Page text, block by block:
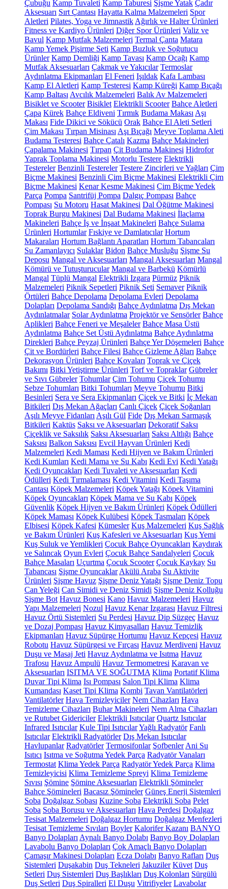
Çubuğu Kamp Tuvaleti Kamp Taburesi Şişme Yatak Çadır
Aksesuarı Sırt Çantası Hayatta Kalma Malzemeleri Spor
Aletleri Pilates, Yoga ve Jimnastik Ağırlık ve Halter Ürünleri
Fitness ve Kardiyo Ürünleri Diğer Spor Ürünleri Valiz ve
Bavul Kamp Mutfak Malzemeleri Termal Çanta Matara
Kamp Yemek Pişirme Seti Kamp Buzluk ve Soğutucu
Ürünler Kamp Demliği Kamp Tavası Kamp Ocağı Kamp
Mutfak Aksesuarları Çakmak ve Yakıcılar Termoslar
Aydınlatma Ekipmanları El Feneri Işıldak Kafa Lambası
Kamp El Aletleri Kamp Testeresi Kamp Küreği Kamp Bıçağı
Kamp Baltası Avcılık Malzemeleri Balık Av Malzemeleri
Bisiklet ve Scooter Bisiklet Elektrikli Scooter Bahçe Aletleri
Çapa Kürek Bahçe Eldiveni Tırmık Budama Makası Aşı
Makası Fide Dikici ve Sökücü Orak Bahçe El Aleti Setleri
Çim Makası Tırpan Misinası Aşı Bıçağı Meyve Toplama Aleti
Budama Testeresi Bahçe Çatalı Kazma Bahçe Makineleri
Çapalama Makinesi Tırpan Çit Budama Makinesi Hidrofor
Yaprak Toplama Makinesi Motorlu Testere Elektrikli
Testereler Benzinli Testereler Testere Zincirleri ve Yağları Çim
Biçme Makinesi Benzinli Çim Biçme Makinesi Elektrikli Çim
Biçme Makinesi Kenar Kesme Makinesi Çim Biçme Yedek
Parça Pompa Santrifüj Pompa Dalgıç Pompası Bahçe
Pompası Su Motoru Hasat Makinesi Dal Öğütme Makinesi
Toprak Burgu Makinesi Dal Budama Makinesi İlaçlama
Makineleri Bahçe İş ve İnşaat Makineleri Bahçe Sulama
Ürünleri Hortumlar Fıskiye ve Damlatıcılar Hortum
Makaraları Hortum Bağlantı Aparatları Hortum Tabancaları
Su Zamanlayıcı Sulaklar Bidon Bahçe Musluğu Şişme Su
Deposu Mangal ve Aksesuarları Mangal Aksesuarları Mangal
Kömürü ve Tutuşturucular Mangal ve Barbekü Kömürlü
Mangal Tüplü Mangal Elektrikli Izgara Pürmüz Piknik
Malzemeleri Piknik Sepetleri Piknik Seti Semaver Piknik
Örtüleri Bahçe Depolama Depolama Evleri Depolama
Dolapları Depolama Sandığı Bahçe Aydınlatma Dış Mekan
Aydınlatmalar Solar Aydınlatma Projektör ve Sensörler Bahçe
Aplikleri Bahçe Feneri ve Meşaleler Bahçe Masa Üstü
Aydınlatma Bahçe Set Üstü Aydınlatma Bahçe Aydınlatma
Direkleri Bahçe Peyzaj Ürünleri Bahçe Yer Döşemeleri Bahçe
Çit ve Bordürleri Bahçe Filesi Bahçe Gizleme Ağları Bahçe
Dekorasyon Ürünleri Bahçe Kovaları Toprak ve Çiçek
Bakımı Bitki Yetiştirme Ürünleri Torf ve Topraklar Gübreler
ve Sıvı Gübreler Tohumlar Çim Tohumu Çiçek Tohumu
Sebze Tohumları Bitki Tohumları Meyve Tohumu Bitki
Besinleri Sera ve Sera Ekipmanları Çiçek ve Bitki İç Mekan
Bitkileri Dış Mekan Ağaçları Canlı Çiçek Çiçek Soğanları
Aşılı Meyve Fidanları Aşılı Gül Fide Dış Mekan Sarmaşık
Bitkileri Kaktüs Saksı ve Aksesuarları Dekoratif Saksı
Çiçeklik ve Saksılık Saksı Aksesuarları Saksı Altlığı Bahçe
Saksısı Balkon Saksısı Evcil Hayvan Ürünleri Kedi
Malzemeleri Kedi Maması Kedi Hijyen ve Bakım Ürünleri
Kedi Kumları Kedi Mama ve Su Kabı Kedi Evi Kedi Yatağı
Kedi Oyuncakları Kedi Tuvaleti ve Aksesuarları Kedi
Ödülleri Kedi Tırmalaması Kedi Vitamini Kedi Taşıma
Çantası Köpek Malzemeleri Köpek Yatağı Köpek Vitamini
Köpek Oyuncakları Köpek Mama ve Su Kabı Köpek
Güvenlik Köpek Hijyen ve Bakım Ürünleri Köpek Ödülleri
Köpek Maması Köpek Kulübesi Köpek Tasmaları Köpek
Elbisesi Köpek Kafesi Kümesler Kuş Malzemeleri Kuş Sağlık
ve Bakım Ürünleri Kuş Kafesleri ve Aksesuarları Kuş Yemi
Kuş Suluk ve Yemlikleri Çocuk Bahçe Oyuncakları Kaydırak
ve Salıncak Oyun Evleri Çocuk Bahçe Sandalyeleri Çocuk
Bahçe Masaları Uçurtma Çocuk Scooter Çocuk Kaykay Su
Tabancası Şişme Oyuncaklar Akülü Araba Su Aktivite
Ürünleri Şişme Havuz Şişme Deniz Yatağı Şişme Deniz Topu
Can Yeleği Can Simidi ve Deniz Simidi Şişme Deniz Kolluğu
Şişme Bot Havuz Bonesi Kano Havuz Malzemeleri Havuz
Yapı Malzemeleri Nozul Havuz Kenar Izgarası Havuz Filtresi
Havuz Örtü Sistemleri Su Perdesi Havuz Dip Süzgeç Havuz
ve Dozaj Pompası Havuz Kimyasalları Havuz Temizlik
Ekipmanları Havuz Süpürge Hortumu Havuz Kepçesi Havuz
Robotu Havuz Süpürgesi ve Fırçası Havuz Merdiveni Havuz
Duşu ve Masaj Jeti Havuz Aydınlatma ve Isıtma Havuz
Trafosu Havuz Ampulü Havuz Termometresi Karavan ve
Aksesuarları ISITMA VE SOĞUTMA Klima Portatif Klima
Duvar Tipi Klima Isı Pompası Salon Tipi Klima Klima
Kumandası Kaset Tipi Klima Kombi Tavan Vantilatörleri
Vantilatörler Hava Temizleyiciler Nem Cihazları Hava
Temizleme Cihazları Buhar Makineleri Nem Alma Cihazları
ve Rutubet Gidericiler Elektrikli Isıtıcılar Quartz Isıtıcılar
Infrared Isıtıcılar Kule Tipi IsıtıcılarYağlı Radyatör Fanlı
Isıtıcılar Elektrikli Radyatörler Dış Mekan Isıtıcılar
Havlupanlar Radyatörler Termosifonlar Şofbenler Ani Su
Isıtıcı Isıtma ve Soğutma Yedek Parça Radyatör Vanaları
Termostat Klima Yedek Parça Radyatör Yedek Parça Klima
Temizleyicisi Klima Temizleme Spreyi Klima Temizleme
Sıvısı Şömine Şömine Aksesuarları Elektrikli Şömineler
Bahçe Şömineleri Bacasız Şömineler Güneş Enerji Sistemleri
Soba Doğalgaz Sobası Kuzine Soba Elektrikli Soba Pelet
Soba Soba Borusu ve Aksesuarları Hava Perdesi Doğalgaz
Tesisat Malzemeleri Doğalgaz Hortumu Doğalgaz Menfezleri
Tesisat Temizleme Sıvıları Boyler Kalorifer Kazanı BANYO
Banyo Dolapları Aynalı Banyo Dolabı Banyo Boy Dolapları
Lavabolu Banyo Dolapları Çok Amaçlı Banyo Dolapları
Çamaşır Makinesi Dolapları Ecza Dolabı Banyo Rafları Duş
Sistemleri Duşakabin Duş Tekneleri Jakuziler Küvet Duş
Setleri Duş Sistemleri Duş Başlıkları Duş Kolonları Sürgülü
Duş Setleri Duş Spiralleri El Duşu Vitrifiyeler Lavabolar